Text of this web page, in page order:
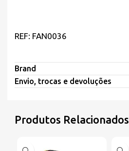
REF: FAN0036
Brand
Envio, trocas e devoluções
Produtos Relacionados